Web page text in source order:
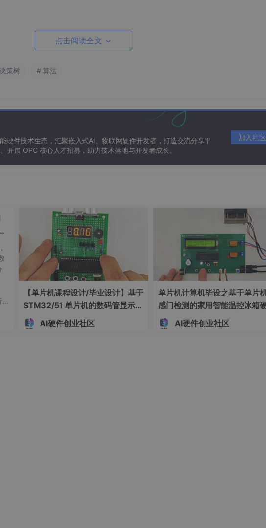
户管理具体实现图如图
点击阅读全文
策树 # 算法
硬件技术生态，汇聚嵌入式AI、物联网硬件开发者，打造交流分享平
开展 OPC 核心人才招募，助力技术落地与开发者成长。
加入社区
【单片机课程设计/毕业设计】基于
STM32/51 单片机的数码管显示距
离报警硬件系统设计 基于 51/STM
32 单片机的车载简易超声测距报
AI硬件创业社区
单片机计算机毕设之基于单片
感门检测的家用智能温控冰箱
系统设计 基于单片机的双路温
时显示与自动制冷调控装置开
AI硬件创业社区